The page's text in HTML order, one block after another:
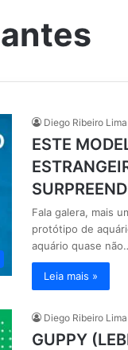
Diego Ribeiro Lima
ESTE
Fala galera, mais
protótipo de
aquário quase
Leia mais »
Diego Ribeiro Lima
GUPPY